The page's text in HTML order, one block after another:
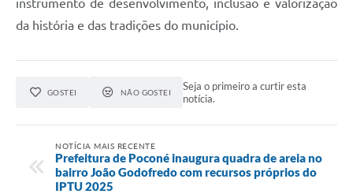
instrumento de desenvolvimento, inclusão e valorização
da história e das tradições do município.
GOSTEI NÃO GOSTEI
Seja o primeiro a curtir esta
notícia.
NOTÍCIA MAIS RECENTE
Prefeitura de Poconé inaugura quadra de areia no
bairro João Godofredo com recursos próprios do
IPTU 2025